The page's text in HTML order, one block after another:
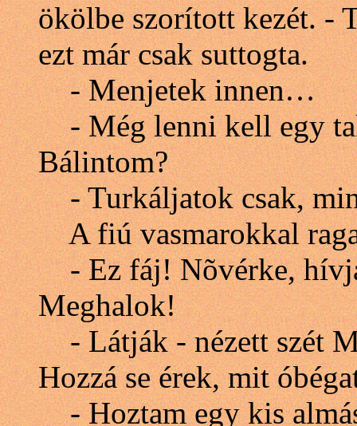
ökölbe szorított kezét. -
ezt már csak suttogta.
- Menjetek innen…
- Még lenni kell egy
Bálintom?
- Turkáljatok csak,
A fiú vasmarokkal
- Ez fáj! Nõvérke,
Meghalok!
- Látják - nézett szét
Hozzá se érek, mit
- Hoztam egy kis